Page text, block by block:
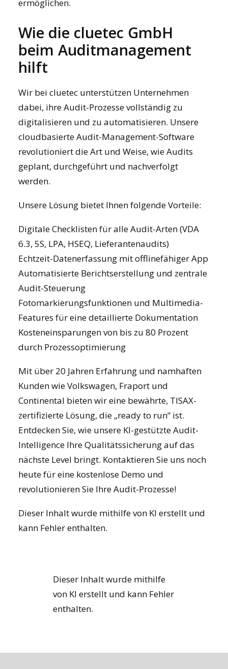
ermöglichen.
Wie die cluetec GmbH
beim Auditmanagement
hilft
Wir bei cluetec unterstützen Unternehmen
dabei, ihreAudit-Prozesse vollständig zu
digitalisieren und zu automatisieren. Unsere
cloudbasierte Audit-Management-Software
revolutioniert die Art und Weise, wie Audits
geplant, durchgeführt und nachverfolgt
werden.
Unsere Lösung bietet Ihnen folgende Vorteile:
Digitale Checklisten für alle Audit-Arten (VDA
6.3, 5S, LPA, HSEQ, Lieferantenaudits)
Echtzeit-Datenerfassung mit offlinefähiger App
Automatisierte Berichtserstellung und zentrale
Audit-Steuerung
Fotomarkierungsfunktionen und Multimedia-
Features für eine detaillierte Dokumentation
Kosteneinsparungen von bis zu 80 Prozent
durch Prozessoptimierung
Mit über 20 Jahren Erfahrung und namhaften
Kunden wie Volkswagen, Fraport und
Continental bieten wir eine bewährte, TISAX-
zertifizierte Lösung, die „ready to run“ ist.
Entdecken Sie, wie unsere KI-gestützte Audit-
Intelligence Ihre Qualitätssicherung auf das
nächste Level bringt. Kontaktieren Sie uns noch
heutefür eine kostenlose Demo und
revolutionieren Sie Ihre Audit-Prozesse!
Dieser Inhalt wurde mithilfe von KI erstellt und
kann Fehler enthalten.
Dieser Inhalt wurde mithilfe
von KI erstellt und kann Fehler
enthalten.